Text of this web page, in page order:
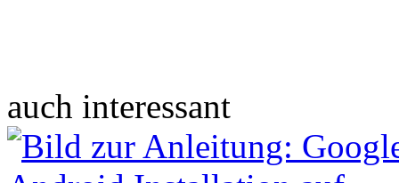
auch interessant